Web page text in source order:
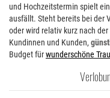
und Hochzeitstermin spielt
ausfällt. Steht bereits bei der
oder wird relativ kurz nach
Kundinnen und Kunden,
Budget fürwunderschöne